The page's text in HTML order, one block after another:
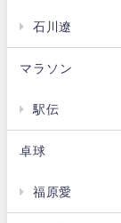
石川遼
マラソン
駅伝
卓球
福原愛